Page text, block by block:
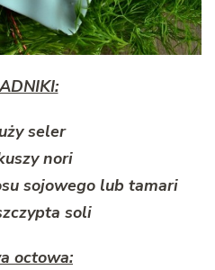
seler
nori
sojowego lub tamari
soli
octowa: